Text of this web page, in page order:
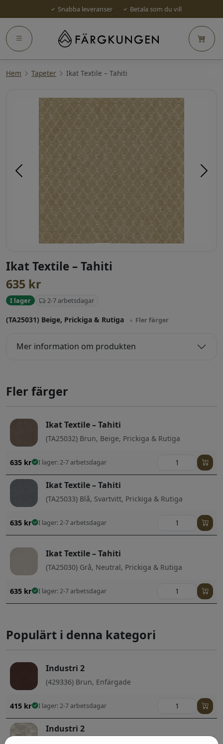
Snabba leveranser Betala som du vill
Hem Tapeter Ikat Textile – Tahiti
Föregående
Ikat Textile – Tahiti
635 kr
I lager 2-7 arbetsdagar
(TA25031) Beige, Prickiga & Rutiga Fler färger
Mer information om produkten
Fler färger
Ikat Textile – Tahiti
(TA25032) Brun, Beige, Prickiga & Rutiga
635 kr I lager: 2-7 arbetsdagar
Ikat Textile – Tahiti
(TA25033) Blå, Svartvitt, Prickiga & Rutiga
635 kr I lager: 2-7 arbetsdagar
Ikat Textile – Tahiti
(TA25030) Grå, Neutral, Prickiga & Rutiga
635 kr I lager: 2-7 arbetsdagar
Populärt i denna kategori
Industri 2
(429336) Brun, Enfärgade
415 kr I lager: 2-7 arbetsdagar
Industri 2